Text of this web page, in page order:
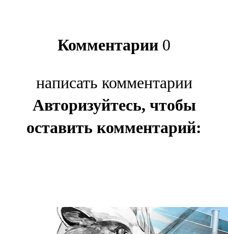
Комментарии 0
написать комментарии
Авторизуйтесь, чтобы
оставить комментарий: